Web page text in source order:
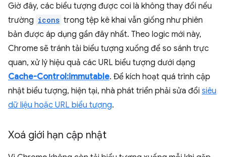
Giờ đây, các biểu tượng được coi là không thay đổi nếu
trường icons trong tệp kê khai vẫn giống như phiên
bản được áp dụng gần đây nhất. Theo logic mới này,
Chrome sẽ tránh tải biểu tượng xuống để so sánh trực
quan, xử lý hiệu quả các URL biểu tượng dưới dạng
Cache-Control:immutable. Để kích hoạt quá trình cập
nhật biểu tượng, hiện tại, nhà phát triển phải sửa đổi siêu
dữ liệu hoặc URL biểu tượng.
Xoá giới hạn cập nhật